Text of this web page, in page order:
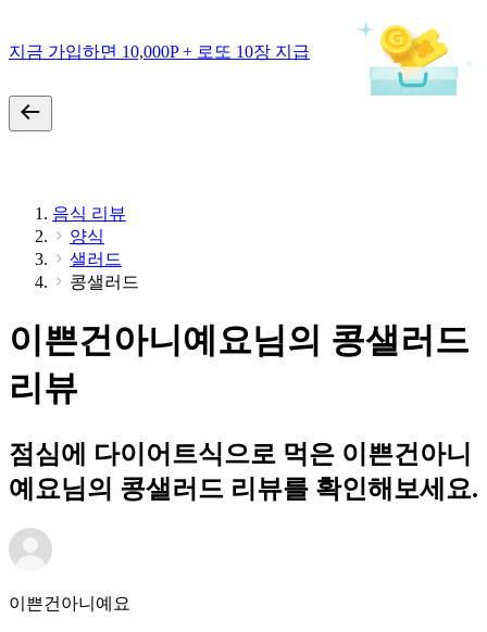
지금 가입하면 10,000P + 로또 10장 지급
음식 리뷰
양식
샐러드
콩샐러드
이쁜건아니예요님의 콩샐러드
리뷰
점심에 다이어트식으로 먹은 이쁜건아니
예요님의 콩샐러드 리뷰를 확인해보세요.
이쁜건아니예요